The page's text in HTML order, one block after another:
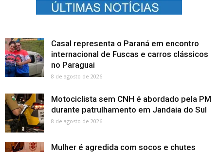
Casal representa o Paraná em encontro
internacional de Fuscas e carros clássicos
no Paraguai
8 de agosto de 2026
Motociclista sem CNH é abordado pela PM
durante patrulhamento em Jandaia do Sul
8 de agosto de 2026
Mulher é agredida com socos e chutes